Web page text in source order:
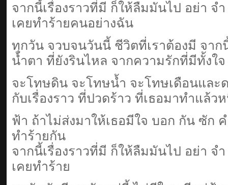
จากนี้เรื่องราวที่มี ก็ให้ลืมมันไป อย่า จ
เคยทำร้ายคนอย่างฉัน
ทุกวัน จวบจนวันนี้ ชีวิตที่เราต้องมี จาก
น้ำตา ที่ยังรินไหล จากความรักที่มีทั้งใ
จะโทษดิน จะโทษน้ำ จะโทษเดือนและ
กับเรื่องราว ที่ปวดร้าว ที่เธอมาทำแล้ว
ฟ้า ถ้าไม่ส่งมาให้เธอมีใจ บอก กัน ซัก
ทำร้ายกัน
จากนี้เรื่องราวที่มี ก็ให้ลืมมันไป อย่า จ
เคยทำร้าย